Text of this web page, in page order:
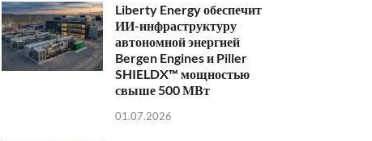
Liberty Energy обеспечит
ИИ-инфраструктуру
автономной энергией
Bergen Engines и Piller
SHIELDX™ мощностью
свыше 500 МВт
01.07.2026